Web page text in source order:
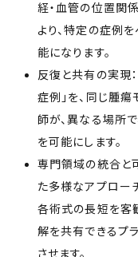
経・血管の位置関
より、特定の症例
能になります。
反復と共有の実現
症例」を、同じ腫
師が、異なる場所
を可能にします。
専門領域の統合と
た多様なアプロー
各術式の長短を客
解を共有できるプ